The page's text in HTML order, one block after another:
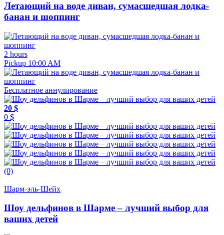
Летающий на воде диван, сумасшедшая лодка-
банан и шоппинг
2 hours
Pickup 10:00 AM
Бесплатное аннулирование
20 $
0 $
(0)
Шарм-эль-Шейх
Шоу дельфинов в Шарме – лучший выбор для
ваших детей